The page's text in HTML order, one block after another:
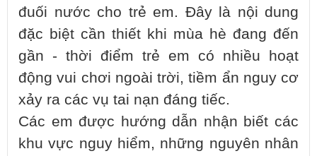
đuối nước cho trẻ em. Đây là nội dung
đặc biệt cần thiết khi mùa hè đang đến
gần - thời điểm trẻ em có nhiều hoạt
động vui chơi ngoài trời, tiềm ẩn nguy cơ
xảy ra các vụ tai nạn đáng tiếc.
Các em được hướng dẫn nhận biết các
khu vực nguy hiểm, những nguyên nhân